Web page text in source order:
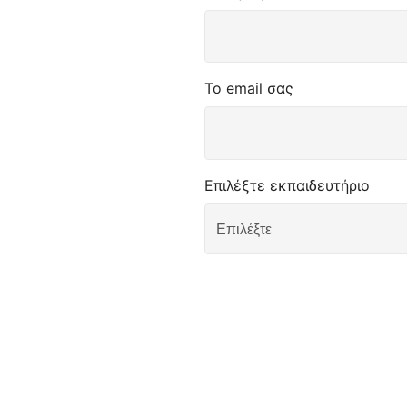
Το email σας
Επιλέξτε εκπαιδευτήριο